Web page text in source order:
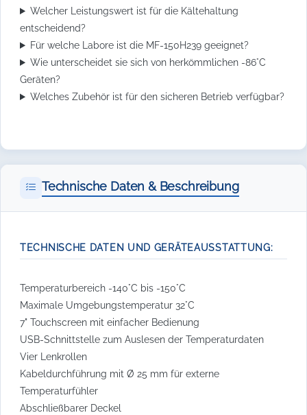
Welcher Leistungswert ist für die Kältehaltung
entscheidend?
Für welche Labore ist die MF-150H239 geeignet?
Wie unterscheidet sie sich von herkömmlichen -86°C
Geräten?
Welches Zubehör ist für den sicheren Betrieb verfügbar?
Technische Daten & Beschreibung
TECHNISCHE DATEN UND GERÄTEAUSSTATTUNG:
Temperaturbereich -140°C bis -150°C
Maximale Umgebungstemperatur 32°C
7" Touchscreen mit einfacher Bedienung
USB-Schnittstelle zum Auslesen der Temperaturdaten
Vier Lenkrollen
Kabeldurchführung mit Ø 25 mm für externe
Temperaturfühler
Abschließbarer Deckel